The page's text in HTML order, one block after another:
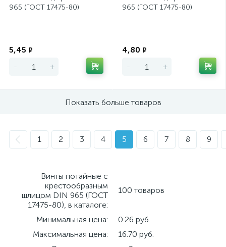
965 (ГОСТ 17475-80)
5,45 ₽
- +
965 (ГОСТ 17475-80)
4,80 ₽
- +
Показать больше товаров
1 2 3 4 5 6 7 8 9
Винты потайные с
крестообразным
шлицом DIN 965 (ГОСТ
17475-80), в каталоге:
100 товаров
Минимальная цена:
0.26 руб.
Максимальная цена:
16.70 руб.